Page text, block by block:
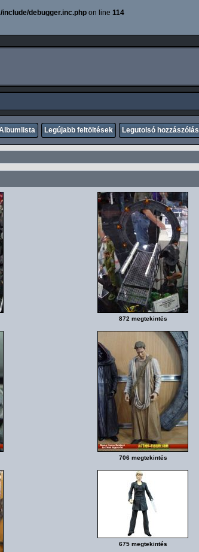
debugger.inc.php on line 114
Legújabb feltöltések Legutolsó hozzászólás
872 megtekintés
706 megtekintés
675 megtekintés